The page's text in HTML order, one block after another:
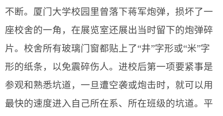
不断。厦门大学校园里曾落下蒋军炮弹，损坏了一
座校舍的一角，在展览室还展出当时留下的炮弹碎
片。校舍所有玻璃门窗都贴上了“井”字形或“米”字
形的纸条，以免震碎伤人。进校后第一项要紧事是
参观和熟悉坑道，一旦遭空袭或炮击时，就可以用
最快的速度进入自己所在系、所在班级的坑道。平